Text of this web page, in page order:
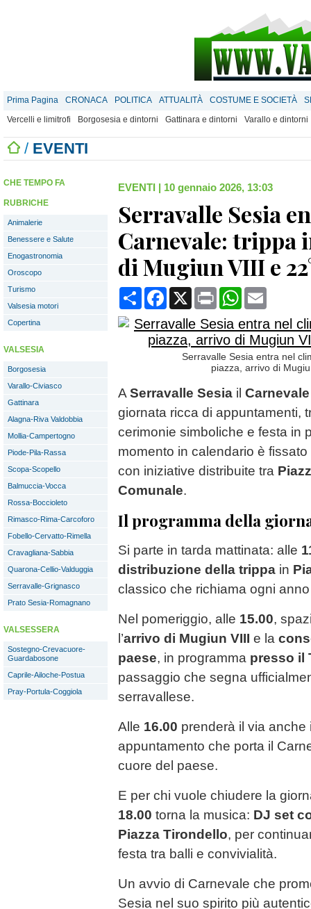
Prima Pagina CRONACA POLITICA ATTUALITÀ COSTUME E SOCIETÀ
Vercelli e limitrofi
Borgosesia e dintorni Gattinara e dintorni Varallo e dintorni
/ EVENTI
CHE TEMPO FA
RUBRICHE
Animalerie
Benessere e Salute
Enogastronomia
Oroscopo
Turismo
Valsesia motori
Copertina
VALSESIA
Borgosesia
Varallo-Civiasco
Gattinara
Alagna-Riva Valdobbia
Mollia-Campertogno
Piode-Pila-Rassa
Scopa-Scopello
Balmuccia-Vocca
Rossa-Boccioleto
Rimasco-Rima-Carcoforo
Fobello-Cervatto-Rimella
Cravagliana-Sabbia
Quarona-Cellio-Valduggia
Serravalle-Grignasco
Prato Sesia-Romagnano
VALSESSERA
Sostegno-Crevacuore-
Guardabosone
Caprile-Ailoche-Postua
Pray-Portula-Coggiola
EVENTI | 10 gennaio 2026, 13:03
Serravalle Sesia
Carnevale: trippa
di Mugiun VIII e
CondividiFacebook
X Print WhatsApp
Serravalle Sesia entra nel
piazza, arrivo di
A Serravalle Sesia il
giornata ricca di appuntamenti,
cerimonie simboliche e festa in
momento in calendario è
con iniziative distribuite tra
Comunale.
Il programma della
Si parte in tarda mattinata: alle
distribuzione della trippa in
classico che richiama ogni
Nel pomeriggio, alle 15.00,
l’arrivo di Mugiun VIII e la
paese, in programma presso il
passaggio che segna
serravallese.
Alle 16.00 prenderà il via
appuntamento che porta il
cuore del paese.
E per chi vuole chiudere la
18.00 torna la musica: DJ set
Piazza Tirondello, per
festa tra balli e convivialità.
Un avvio di Carnevale che
Sesia nel suo spirito più